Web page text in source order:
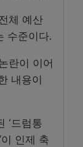
체 예산
수준이다.
란이 이어
내용이
‘드럼통
이 인제 축